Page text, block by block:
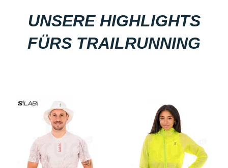
UNSERE HIGHLIGHTS
FÜRS TRAILRUNNING